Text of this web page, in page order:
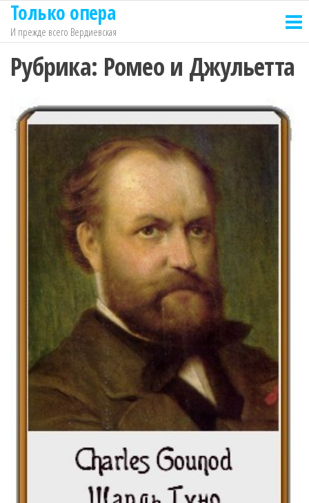
Перейти
содержимому
Только опера
И прежде всего Вердиевская
Рубрика: Ромео и Джульетта